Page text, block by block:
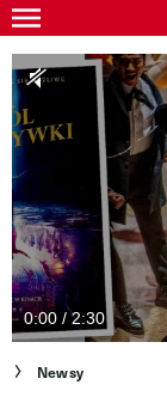
Skip
to
main
content
Gwiazdy
Ludzie
Uroda
Styl życia
Kultura
Wideo
0:00 / 2:30
Newsy